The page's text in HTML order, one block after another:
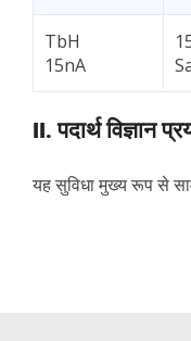
TbH
15nA
II. पदार्थ विज्ञान
यह सुविधा मुख्य रूप से